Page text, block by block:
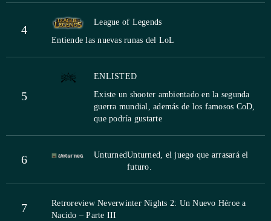
4
League of Legends
Entiende las nuevas runas del LoL
5
ENLISTED
Existe un shooter ambientado en la segunda
guerra mundial, además de los famosos CoD,
que podría gustarte
6 UnturnedUnturned, el juego que arrasará el
futuro.
7
Retroreview Neverwinter Nights 2: Un Nuevo Héroe a
Nacido – Parte III